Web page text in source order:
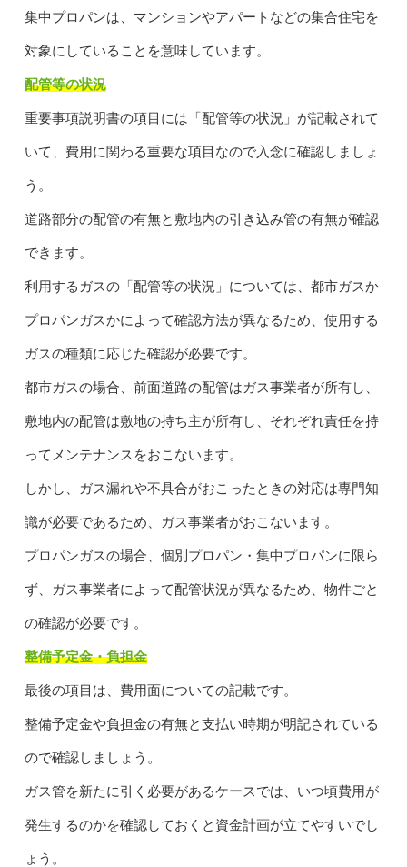
集中プロパンは、マンションやアパートなどの集合住宅を
対象にしていることを意味しています。
配管等の状況
重要事項説明書の項目には「配管等の状況」が記載されて
いて、費用に関わる重要な項目なので入念に確認しましょ
う。
道路部分の配管の有無と敷地内の引き込み管の有無が確認
できます。
利用するガスの「配管等の状況」については、都市ガスか
プロパンガスかによって確認方法が異なるため、使用する
ガスの種類に応じた確認が必要です。
都市ガスの場合、前面道路の配管はガス事業者が所有し、
敷地内の配管は敷地の持ち主が所有し、それぞれ責任を持
ってメンテナンスをおこないます。
しかし、ガス漏れや不具合がおこったときの対応は専門知
識が必要であるため、ガス事業者がおこないます。
プロパンガスの場合、個別プロパン・集中プロパンに限ら
ず、ガス事業者によって配管状況が異なるため、物件ごと
の確認が必要です。
整備予定金・負担金
最後の項目は、費用面についての記載です。
整備予定金や負担金の有無と支払い時期が明記されている
ので確認しましょう。
ガス管を新たに引く必要があるケースでは、いつ頃費用が
発生するのかを確認しておくと資金計画が立てやすいでし
ょう。